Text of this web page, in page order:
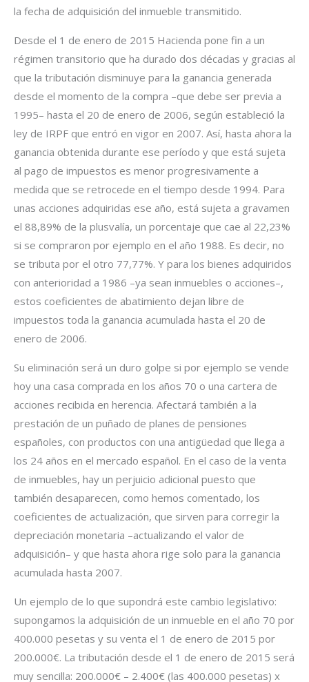
la fecha de adquisición del inmueble transmitido.
Desde el 1 de enero de 2015 Hacienda pone fin a un
régimen transitorio que ha durado dos décadas y gracias al
que la tributación disminuye para la ganancia generada
desde el momento de la compra –que debe ser previa a
1995– hasta el 20 de enero de 2006, según estableció la
ley de IRPF que entró en vigor en 2007. Así, hasta ahora la
ganancia obtenida durante ese período y que está sujeta
al pago de impuestos es menor progresivamente a
medida que se retrocede en el tiempo desde 1994. Para
unas acciones adquiridas ese año, está sujeta a gravamen
el 88,89% de la plusvalía, un porcentaje que cae al 22,23%
si se compraron por ejemplo en el año 1988. Es decir, no
se tributa por el otro 77,77%. Y para los bienes adquiridos
con anterioridad a 1986 –ya sean inmuebles o acciones–,
estos coeficientes de abatimiento dejan libre de
impuestos toda la ganancia acumulada hasta el 20 de
enero de 2006.
Su eliminación será un duro golpe si por ejemplo se vende
hoy una casa comprada en los años 70 o una cartera de
acciones recibida en herencia. Afectará también a la
prestación de un puñado de planes de pensiones
españoles, con productos con una antigüedad que llega a
los 24 años en el mercado español. En el caso de la venta
de inmuebles, hay un perjuicio adicional puesto que
también desaparecen, como hemos comentado, los
coeficientes de actualización, que sirven para corregir la
depreciación monetaria –actualizando el valor de
adquisición– y que hasta ahora rige solo para la ganancia
acumulada hasta 2007.
Un ejemplo de lo que supondrá este cambio legislativo:
supongamos la adquisición de un inmueble en el año 70 por
400.000 pesetas y su venta el 1 de enero de 2015 por
200.000€. La tributación desde el 1 de enero de 2015 será
muy sencilla: 200.000€ – 2.400€ (las 400.000 pesetas) x